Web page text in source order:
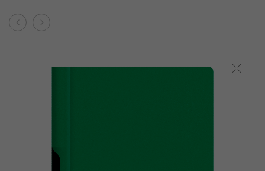
Product
Dohe
Dohe
Amarillo